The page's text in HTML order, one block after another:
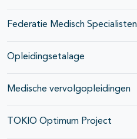
Federatie Medisch Specialisten
Opleidingsetalage
Medische vervolgopleidingen
TOKIO Optimum Project